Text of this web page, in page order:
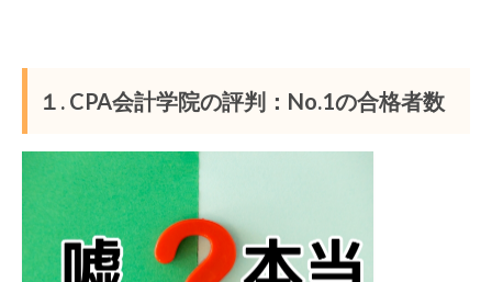
１. CPA会計学院の評判：No.1の合格者数